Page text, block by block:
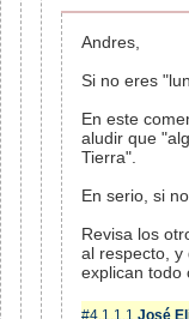
Andres,
Si no eres
En este
aludir que
Tierra".
En serio, si
Revisa los
al respecto, y
explican todo
#4.1.1.1 José